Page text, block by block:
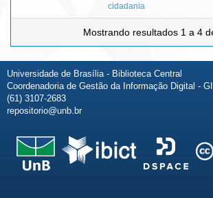
cidadania
Mostrando resultados 1 a 4
Universidade de Brasília - Biblioteca Central
Coordenadoria de Gestão da Informação Digital -
(61) 3107-2683
repositorio@unb.br